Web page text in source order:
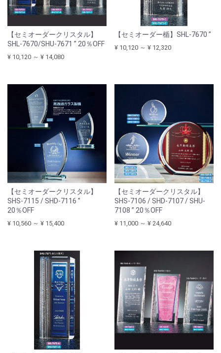
【セミオーダークリスタル】
SHL-7670/SHU-7671 ” 20％OFF
¥ 10,120 ～ ¥ 14,080
【セミオーダー楯】SHL-7670 ”
¥ 10,120 ～ ¥ 12,320
【セミオーダークリスタル】
SHS-7115 / SHD-7116 ”
20％OFF
¥ 10,560 ～ ¥ 15,400
【セミオーダークリスタル】
SHS-7106 / SHD-7107 / SHU-
7108 ” 20％OFF
¥ 11,000 ～ ¥ 24,640